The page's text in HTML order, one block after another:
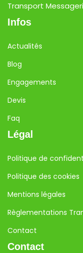
Transport
Infos
Actualités
Blog
Engagements
Devis
Faq
Légal
Politique de
Politique des cookies
Mentions légales
Règlementations
Contact
Contact